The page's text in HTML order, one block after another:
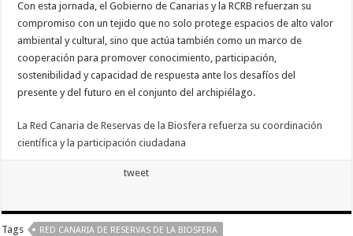
Con esta jornada, el Gobierno de Canarias y la RCRB refuerzan su
compromiso con un tejido que no solo protege espacios de alto valor
ambiental y cultural, sino que actúa también como un marco de
cooperación para promover conocimiento, participación,
sostenibilidad y capacidad de respuesta ante los desafíos del
presente y del futuro en el conjunto del archipiélago.
La Red Canaria de Reservas de la Biosfera refuerza su coordinación
científica y la participación ciudadana
tweet
Tags RED CANARIA DE RESERVAS DE LA BIOSFERA